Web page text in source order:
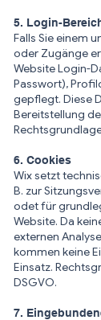
5. Login-
Falls Sie einem
oder Zugänge
Website Login-
Passwort),
gepflegt. Diese
Bereitstellung
6. Cookies
Wix setzt
B. zur
odet für
Website. Da
externen
kommen keine
Einsatz.
DSGVO.
7.